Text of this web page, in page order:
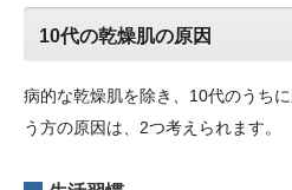
10代の乾燥肌の原因
病的な乾燥肌を除き、10代のうち
う方の原因は、2つ考えられます。